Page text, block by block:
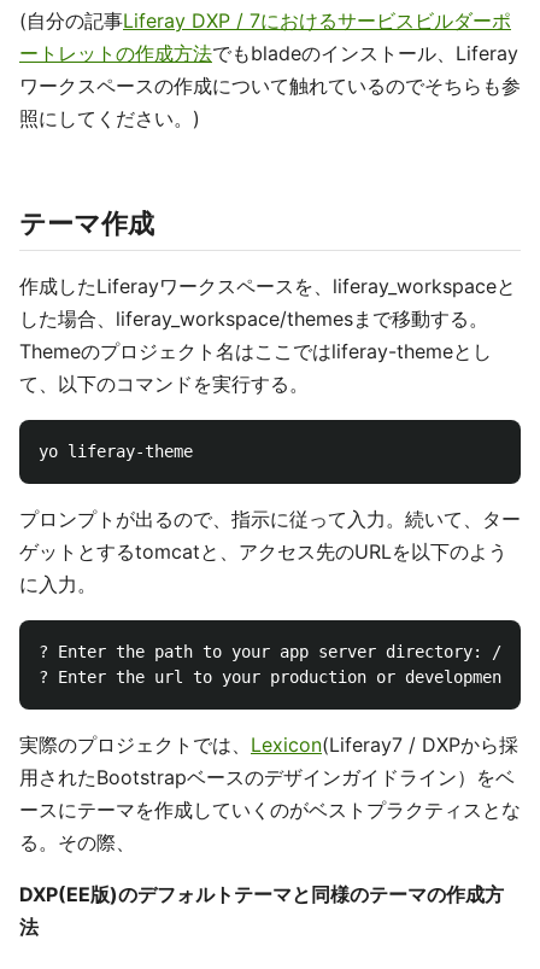
(自分の記事Liferay DXP / 7におけるサービスビルダーポ
ートレットの作成方法でもbladeのインストール、Liferay
ワークスペースの作成について触れているのでそちらも参
照にしてください。)
テーマ作成
作成したLiferayワークスペースを、liferay_workspaceと
した場合、liferay_workspace/themesまで移動する。
Themeのプロジェクト名はここではliferay-themeとし
て、以下のコマンドを実行する。
プロンプトが出るので、指示に従って入力。続いて、ター
ゲットとするtomcatと、アクセス先のURLを以下のよう
に入力。
? Enter the path to your app server directory: /
実際のプロジェクトでは、 Lexicon(Liferay7 / DXPから採
用されたBootstrapベースのデザインガイドライン）をベ
ースにテーマを作成していくのがベストプラクティスとな
る。その際、
DXP(EE版)のデフォルトテーマと同様のテーマの作成方
法